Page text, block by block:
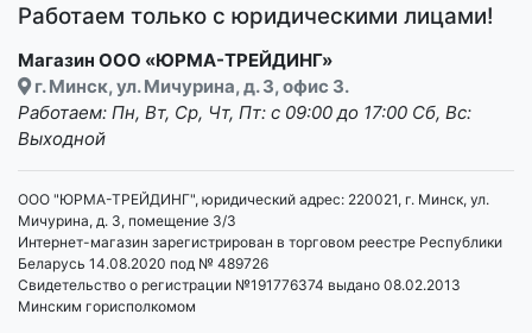
Работаем только с юридическими лицами!
Магазин ООО «ЮРМА-ТРЕЙДИНГ»
г. Минск, ул. Мичурина, д. 3, офис 3.
Работаем: Пн, Вт, Ср, Чт, Пт: с 09:00 до 17:00 Сб, Вс:
Выходной
ООО "ЮРМА-ТРЕЙДИНГ", юридический адрес: 220021, г. Минск, ул.
Мичурина, д. 3, помещение 3/3
Интернет-магазин зарегистрирован в торговом реестре Республики
Беларусь 14.08.2020 под № 489726
Свидетельство о регистрации №191776374 выдано 08.02.2013
Минским горисполкомом